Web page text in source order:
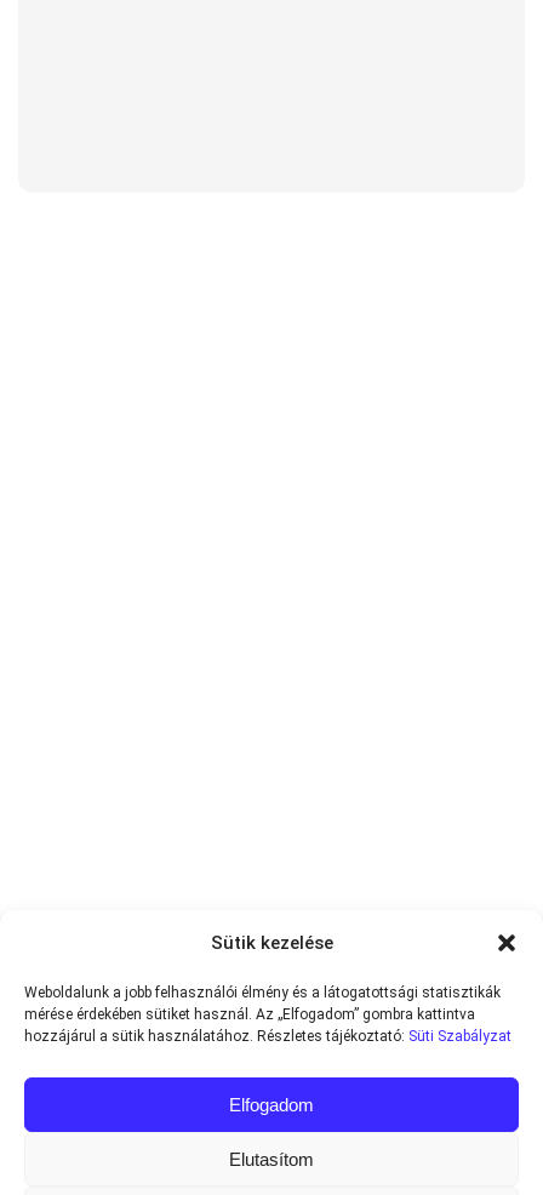
Sütik kezelése
Weboldalunk a jobb felhasználói élmény és a látogatottsági statisztikák
mérése érdekében sütiket használ. Az „Elfogadom” gombra kattintva
hozzájárul a sütik használatához. Részletes tájékoztató: Süti Szabályzat
Elfogadom
Elutasítom